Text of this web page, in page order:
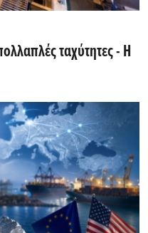
ταχύτητες - Η